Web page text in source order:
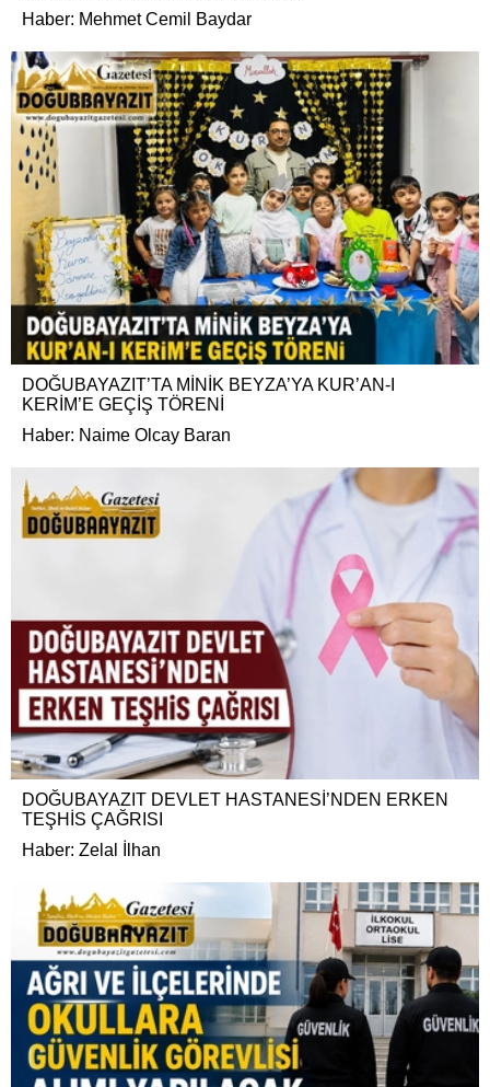
Haber: Mehmet Cemil Baydar
DOĞUBAYAZIT’TA MİNİK BEYZA’YA KUR’AN-I
KERİM’E GEÇİŞ TÖRENİ
Haber: Naime Olcay Baran
DOĞUBAYAZIT DEVLET HASTANESİ’NDEN ERKEN
TEŞHİS ÇAĞRISI
Haber: Zelal İlhan